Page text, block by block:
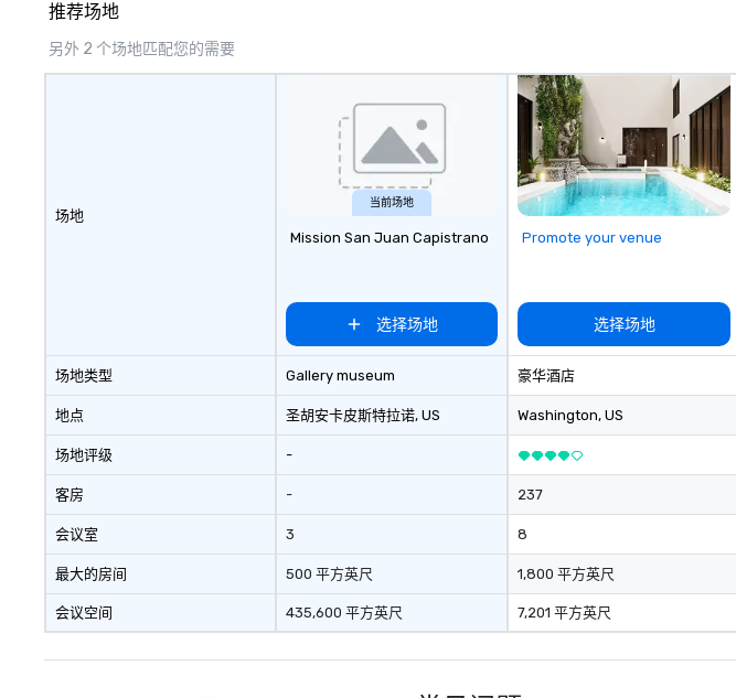
and
skills
for:
parties,
team
your
推荐场地
另外 2 个场地匹配您的需要
场地
场地类型
地点
场地评级
客房
会议室
最大的房间
会议空间
当前场地
Mission San Juan Capistrano
选择场地
Gallery museum
圣胡安卡皮斯特拉诺, US
-
-
3
500 平方英尺
435,600 平方英尺
Promote your venue
选择场地
豪华酒店
Washington, US
237
8
1,800 平方英尺
7,201 平方英尺